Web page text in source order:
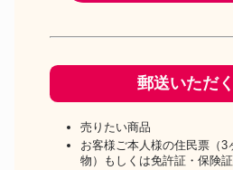
郵送いただ
売りたい商品
お客様ご本人様の住民票（3
物）もしくは免許証・保険